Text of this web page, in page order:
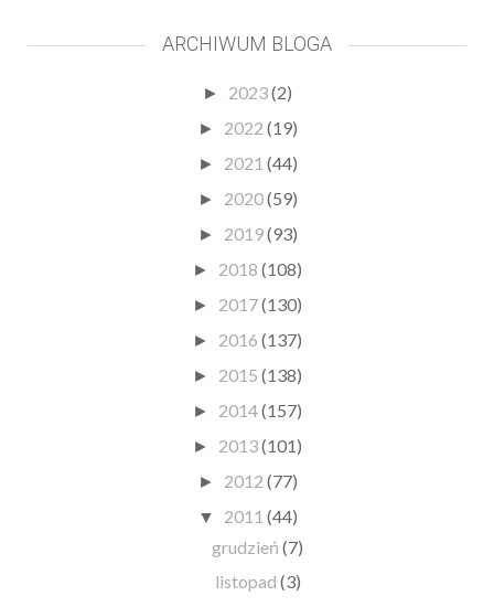
ARCHIWUM BLOGA
► 2023(2)
► 2022 (19)
► 2021 (44)
► 2020(59)
► 2019(93)
► 2018 (108)
► 2017(130)
► 2016 (137)
► 2015 (138)
► 2014(157)
► 2013(101)
► 2012 (77)
▼ 2011 (44)
grudzień(7)
listopad (3)